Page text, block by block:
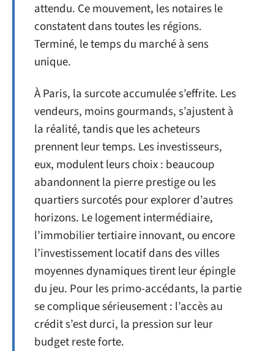
attendu. Ce mouvement, les notaires le
constatent dans toutes les régions.
Terminé, le temps du marché à sens
unique.
À Paris, la surcote accumulée s’effrite. Les
vendeurs, moins gourmands, s’ajustent à
la réalité, tandis que les acheteurs
prennent leur temps. Les investisseurs,
eux, modulent leurs choix : beaucoup
abandonnent la pierre prestige ou les
quartiers surcotés pour explorer d’autres
horizons. Le logement intermédiaire,
l’immobilier tertiaire innovant, ou encore
l’investissement locatif dans des villes
moyennes dynamiques tirent leur épingle
du jeu. Pour les primo-accédants, la partie
se complique sérieusement : l’accès au
crédit s’est durci, la pression sur leur
budget reste forte.